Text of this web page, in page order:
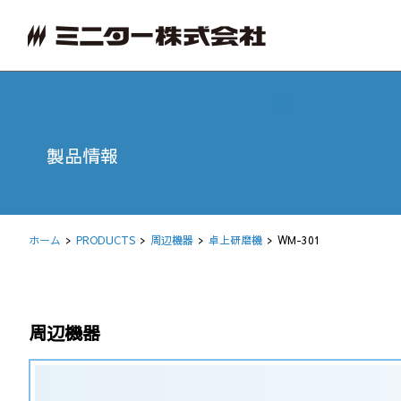
製品情報
ホーム PRODUCTS 周辺機器 卓上研磨機 WM-301
周辺機器